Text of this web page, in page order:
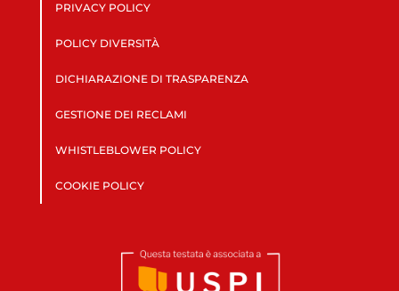
PRIVACY POLICY
POLICY DIVERSITÀ
DICHIARAZIONE DI TRASPARENZA
GESTIONE DEI RECLAMI
WHISTLEBLOWER POLICY
COOKIE POLICY